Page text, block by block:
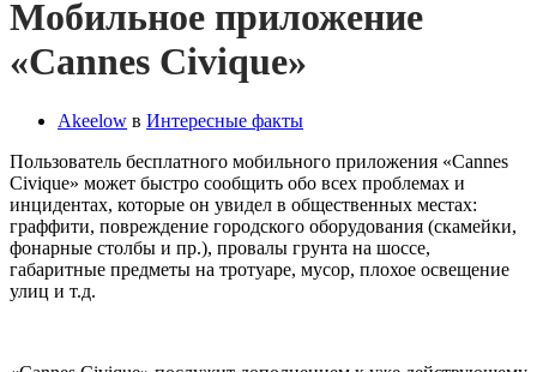
Мобильное приложение
«Cannes Civique»
Akeelow в Интересные факты
Пользователь бесплатного мобильного приложения «Cannes
Civique» может быстро сообщить обо всех проблемах и
инцидентах, которые он увидел в общественных местах:
граффити, повреждение городского оборудования (скамейки,
фонарные столбы и пр.), провалы грунта на шоссе,
габаритные предметы на тротуаре, мусор, плохое освещение
улиц и т.д.